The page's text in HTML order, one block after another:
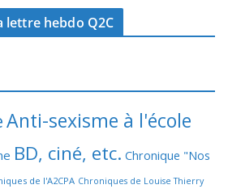
lettre hebdo Q2C
Anti-sexisme à l'école
BD, ciné, etc. Chronique "Nos
de l'A2CPA Chroniques de Louise Thierry